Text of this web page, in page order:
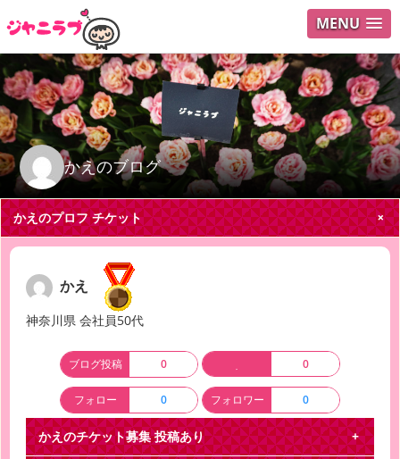
MENU
かえのブログ
ログイ
ユーザ
Search
かえのプロフチケット
かえ
神奈川県 会社員50代
ブログ投稿 0 0
フォロー 0 フォロワー 0
かえのチケット募集投稿あり